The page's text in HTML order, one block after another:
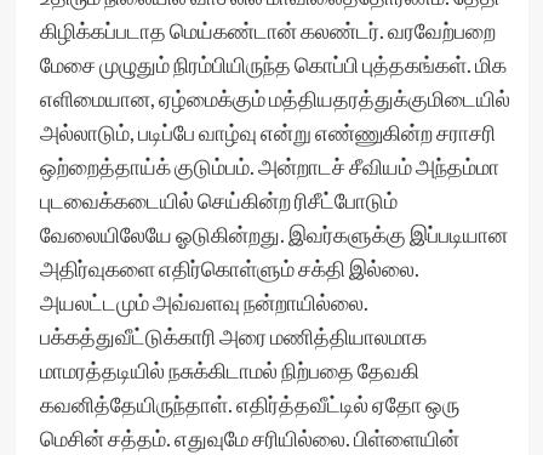
கிழிக்கப்படாத மெய்கண்டான் கலண்டர். வரவேற்பறை
மேசை முழுதும் நிரம்பியிருந்த கொப்பி புத்தகங்கள். மிக
எளிமையான, ஏழ்மைக்கும் மத்தியதரத்துக்குமிடையில்
அல்லாடும், படிப்பே வாழ்வு என்று எண்ணுகின்ற சராசரி
ஒற்றைத்தாய்க் குடும்பம். அன்றாடச் சீவியம் அந்தம்மா
புடவைக்கடையில் செய்கின்ற ரிசீட்போடும்
வேலையிலேயே ஓடுகின்றது. இவர்களுக்கு இப்படியான
அதிர்வுகளை எதிர்கொள்ளும் சக்தி இல்லை.
அயலட்டமும் அவ்வளவு நன்றாயில்லை.
பக்கத்துவீட்டுக்காரி அரை மணித்தியாலமாக
மாமரத்தடியில் நசுக்கிடாமல் நிற்பதை தேவகி
கவனித்தேயிருந்தாள். எதிர்த்தவீட்டில் ஏதோ ஒரு
மெசின் சத்தம். எதுவுமே சரியில்லை. பிள்ளையின்